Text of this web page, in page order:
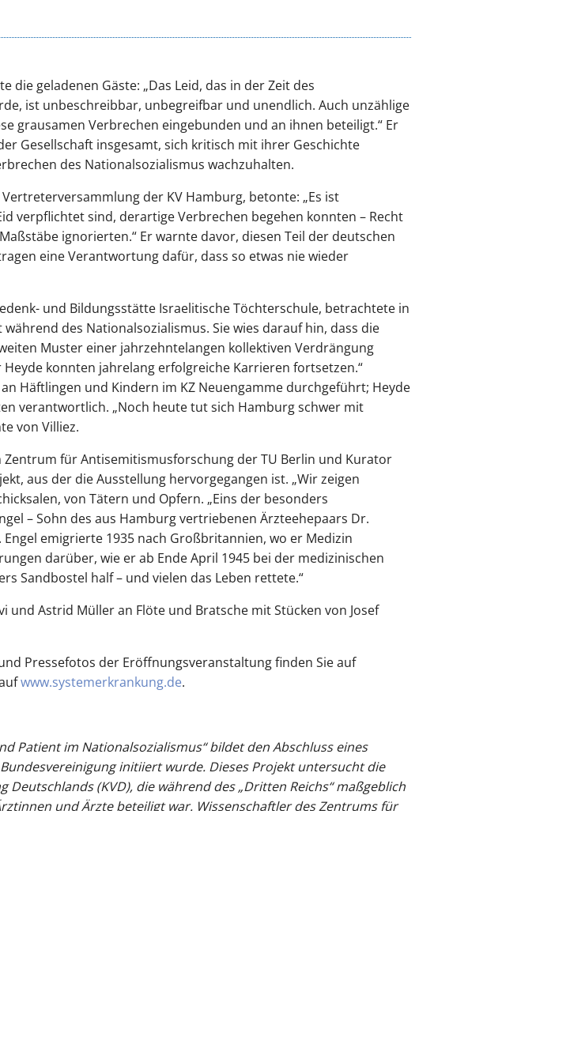
die geladenen Gäste: „Das Leid, das in der Zeit des
ist unbeschreibbar, unbegreifbar und unendlich. Auch unzählige
grausamen Verbrechen eingebunden und an ihnen beteiligt.“ Er
Gesellschaft insgesamt, sich kritisch mit ihrer Geschichte
des Nationalsozialismus wachzuhalten.
der KV Hamburg, betonte: „Es ist
verpflichtet sind, derartige Verbrechen begehen konnten – Recht
ignorierten.“ Er warnte davor, diesen Teil der deutschen
eine Verantwortung dafür, dass so etwas nie wieder
und Bildungsstätte Israelitische Töchterschule, betrachtete in
des Nationalsozialismus. Sie wies darauf hin, dass die
Muster einer jahrzehntelangen kollektiven Verdrängung
konnten jahrelang erfolgreiche Karrieren fortsetzen.“
Häftlingen und Kindern im KZ Neuengamme durchgeführt; Heyde
verantwortlich. „Noch heute tut sich Hamburg schwer mit
von Villiez.
für Antisemitismusforschung der TU Berlin und Kurator
aus der die Ausstellung hervorgegangen ist. „Wir zeigen
von Tätern und Opfern. „Eins der besonders
– Sohn des aus Hamburg vertriebenen Ärzteehepaars Dr.
emigrierte 1935 nach Großbritannien, wo er Medizin
darüber, wie er ab Ende April 1945 bei der medizinischen
Sandbostel half – und vielen das Leben rettete.“
und Astrid Müller an Flöte und Bratsche mit Stücken von Josef
Pressefotos der Eröffnungsveranstaltung finden Sie auf
www.systemerkrankung.de.
Patient im Nationalsozialismus“ bildet den Abschluss eines
initiiert wurde. Dieses Projekt untersucht die
(KVD), die während des „Dritten Reichs“ maßgeblich
und Ärzte beteiligt war. Wissenschaftler des Zentrums für